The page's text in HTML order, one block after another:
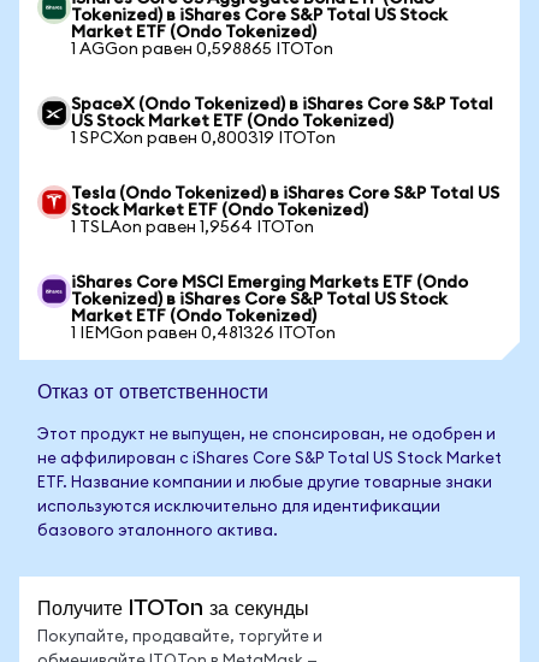
Tokenized) в iShares Core S&P Total US Stock
Market ETF (Ondo Tokenized)
1 AGGon равен 0,598865 ITOTon
SpaceX (Ondo Tokenized) в iShares Core S&P Total
US Stock Market ETF (Ondo Tokenized)
1 SPCXon равен 0,800319 ITOTon
Tesla (Ondo Tokenized) в iShares Core S&P Total US
Stock Market ETF (Ondo Tokenized)
1 TSLAon равен 1,9564 ITOTon
iShares Core MSCI Emerging Markets ETF (Ondo
Tokenized) в iShares Core S&P Total US Stock
Market ETF (Ondo Tokenized)
1 IEMGon равен 0,481326 ITOTon
Отказ от ответственности
Этот продукт не выпущен, не спонсирован, не одобрен и
не аффилирован с iShares Core S&P Total US Stock Market
ETF. Название компании и любые другие товарные знаки
используются исключительно для идентификации
базового эталонного актива.
Получите ITOTon за секунды
Покупайте, продавайте, торгуйте и